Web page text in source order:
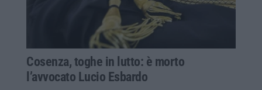
Cosenza, toghe in lutto: è morto
l’avvocato Lucio Esbardo